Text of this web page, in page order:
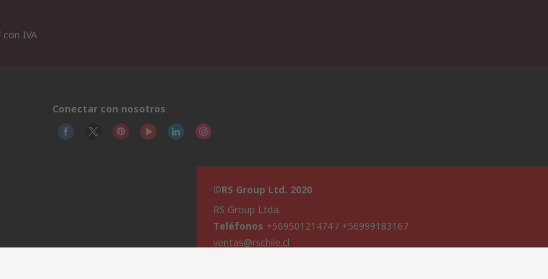
con IVA
Conectar con nosotros
©RS Group Ltd. 2020
RS Group Ltda.
Teléfonos +56950121474 / +56999183167
ventas@rschile.cl